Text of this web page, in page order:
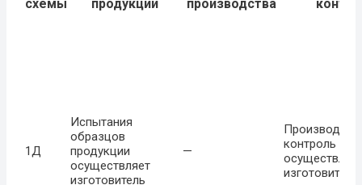
схемы
продукции
производства
1Д
Испытания
образцов
продукции
осуществляет
изготовитель
—
контроль
изготовитель